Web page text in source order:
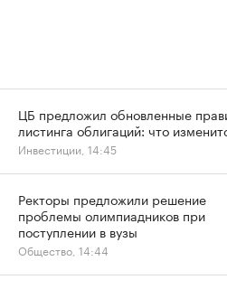
ЦБ предложил обновленные
листинга облигаций: что
Инвестиции, 14:45
Ректоры предложили решение
проблемы олимпиадников при
поступлении в вузы
Общество, 14:44